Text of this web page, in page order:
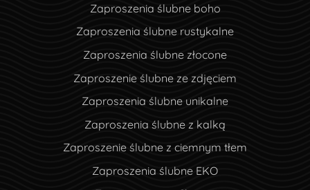
Zaproszenia ślubne boho
Zaproszenia ślubne rustykalne
Zaproszenia ślubne złocone
Zaproszenie ślubne ze zdjęciem
Zaproszenia ślubne unikalne
Zaproszenia ślubne z kalką
Zaproszenie ślubne z ciemnym tłem
Zaproszenia ślubne EKO